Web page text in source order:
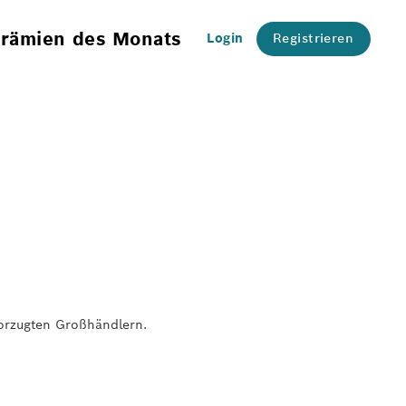
des Monats Login Registrieren
Großhändlern.